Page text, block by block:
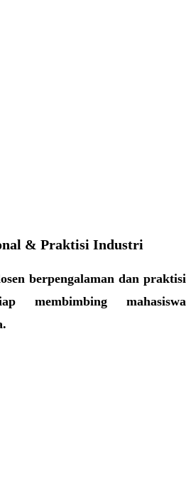
& Praktisi Industri
berpengalaman dan praktisi
membimbing mahasiswa